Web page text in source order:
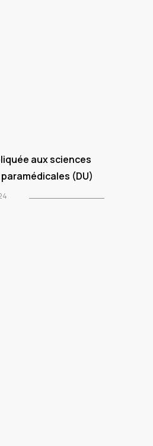
aux sciences
(DU)